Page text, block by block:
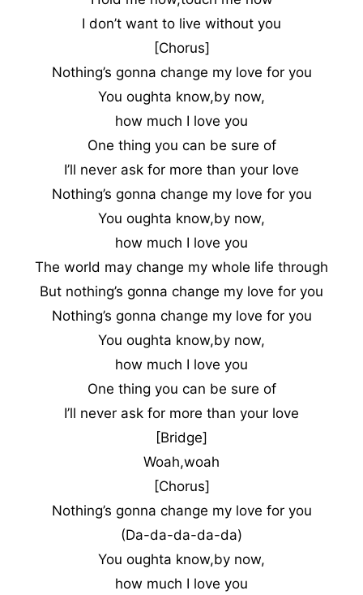
I don’t want to live without you
[Chorus]
Nothing’s gonna change my love for you
You oughta know,by now,
how much I love you
One thing you can be sure of
I’ll never ask for more than your love
Nothing’s gonna change my love for you
You oughta know,by now,
how much I love you
The world may change my whole life through
But nothing’s gonna change my love for you
Nothing’s gonna change my love for you
You oughta know,by now,
how much I love you
One thing you can be sure of
I’ll never ask for more than your love
[Bridge]
Woah,woah
[Chorus]
Nothing’s gonna change my love for you
(Da-da-da-da-da)
You oughta know,by now,
how much I love you